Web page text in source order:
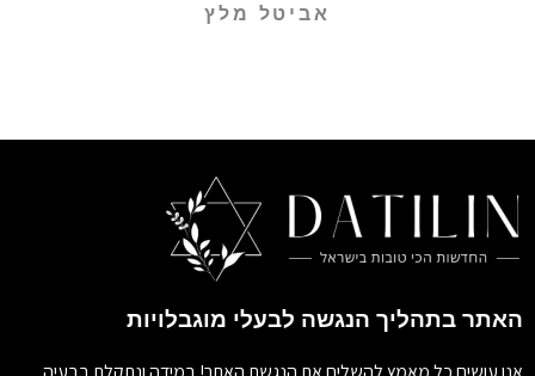
אביטל מלץ
האתר בתהליך הנגשה לבעלי מוגבלויות